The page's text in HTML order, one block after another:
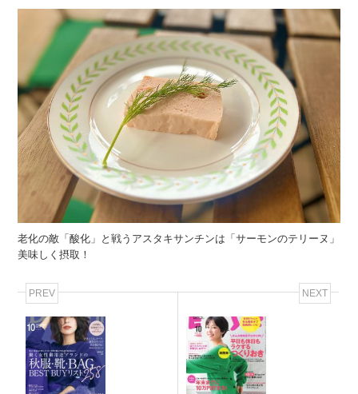
老化の敵「酸化」と戦うアスタキサンチンは「サーモンのテリーヌ」
美味しく摂取！
PREV NEXT